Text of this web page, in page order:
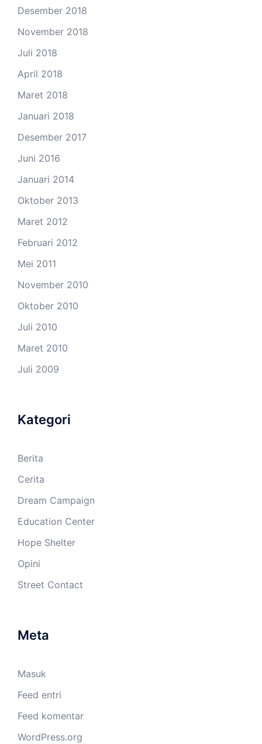
Desember 2018
November 2018
Juli 2018
April 2018
Maret 2018
Januari 2018
Desember 2017
Juni 2016
Januari 2014
Oktober 2013
Maret 2012
Februari 2012
Mei 2011
November 2010
Oktober 2010
Juli 2010
Maret 2010
Juli 2009
Kategori
Berita
Cerita
Dream Campaign
Education Center
Hope Shelter
Opini
Street Contact
Meta
Masuk
Feed entri
Feed komentar
WordPress.org